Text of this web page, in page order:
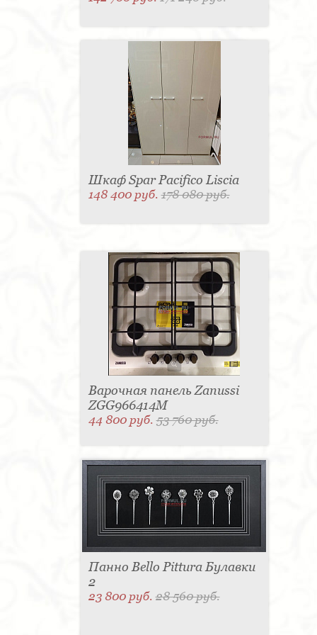
Шкаф Spar Pacifico Liscia
148 400 руб.178 080 руб.
Варочная панель Zanussi
ZGG966414M
44 800 руб.53 760 руб.
Панно Bello Pittura Булавки
2
23 800 руб.28 560 руб.